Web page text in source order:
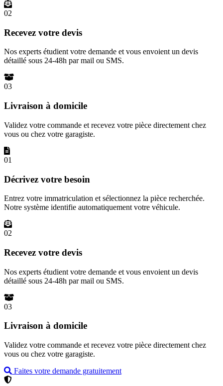
02
Recevez votre devis
Nos experts étudient votre demande et vous envoient un devis
détaillé sous 24-48h par mail ou SMS.
03
Livraison à domicile
Validez votre commande et recevez votre pièce directement chez
vous ou chez votre garagiste.
01
Décrivez votre besoin
Entrez votre immatriculation et sélectionnez la pièce recherchée.
Notre système identifie automatiquement votre véhicule.
02
Recevez votre devis
Nos experts étudient votre demande et vous envoient un devis
détaillé sous 24-48h par mail ou SMS.
03
Livraison à domicile
Validez votre commande et recevez votre pièce directement chez
vous ou chez votre garagiste.
Faites votre demande gratuitement